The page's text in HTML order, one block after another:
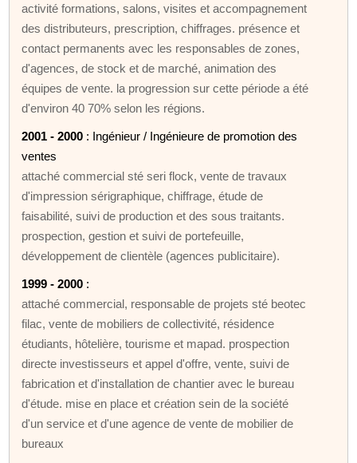
activité formations, salons, visites et accompagnement
des distributeurs, prescription, chiffrages. présence et
contact permanents avec les responsables de zones,
d'agences, de stock et de marché, animation des
équipes de vente. la progression sur cette période a été
d'environ 40 70% selon les régions.
2001 - 2000 : Ingénieur / Ingénieure de promotion des
ventes
attaché commercial sté seri flock, vente de travaux
d'impression sérigraphique, chiffrage, étude de
faisabilité, suivi de production et des sous traitants.
prospection, gestion et suivi de portefeuille,
développement de clientèle (agences publicitaire).
1999 - 2000 :
attaché commercial, responsable de projets sté beotec
filac, vente de mobiliers de collectivité, résidence
étudiants, hôtelière, tourisme et mapad. prospection
directe investisseurs et appel d'offre, vente, suivi de
fabrication et d'installation de chantier avec le bureau
d'étude. mise en place et création sein de la société
d'un service et d'une agence de vente de mobilier de
bureaux